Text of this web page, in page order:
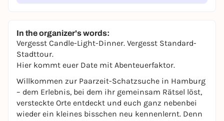
In the organizer's words:
Vergesst Candle-Light-Dinner. Vergesst Standard-
Stadttour.
Hier kommt euer Date mit Abenteuerfaktor.
Willkommen zur Paarzeit-Schatzsuche in Hamburg
– dem Erlebnis, bei dem ihr gemeinsam Rätsel löst,
versteckte Orte entdeckt und euch ganz nebenbei
wieder ein kleines bisschen neu kennenlernt. Denn